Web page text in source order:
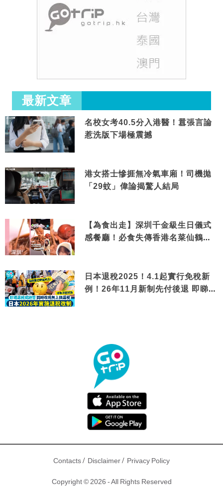
最新文章
名校女考40.5分入港醫！囂張言論
惹洗版下場極震撼
港女搭士慘捱無冷氣車廂！司機拋
「29蚊」偉論揭驚人結局
【為食出走】深圳千金級生日儀式
感餐廳！必食失傳香港名菜仙鶴神
日本退稅2025！4.1起實行免稅新
例！26年11月新制先付後退 即睇步
Contacts/ Disclaimer/ Privacy Policy
Copyright © 2026 - All Rights Reserved